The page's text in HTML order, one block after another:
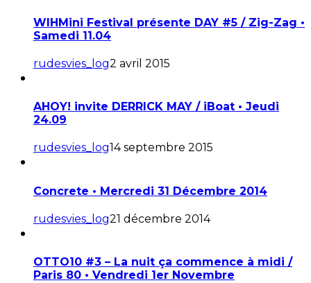
WIHMini Festival présente DAY #5 / Zig-Zag •
Samedi 11.04
rudesvies_log2 avril 2015
AHOY! invite DERRICK MAY / iBoat • Jeudi
24.09
rudesvies_log14 septembre 2015
Concrete • Mercredi 31 Décembre 2014
rudesvies_log21 décembre 2014
OTTO10 #3 – La nuit ça commence à midi /
Paris 80 • Vendredi 1er Novembre